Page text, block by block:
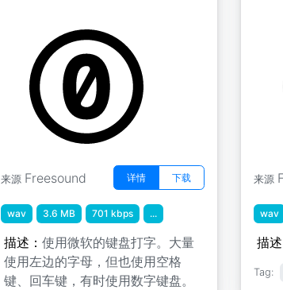
来源 Freesound 详情 下载
wav 3.6 MB 701 kbps ...
描述： 使用微软的键盘打字。大量
使用左边的字母，但也使用空格
键、回车键，有时使用数字键盘。
来源
wav
描述
Tag: